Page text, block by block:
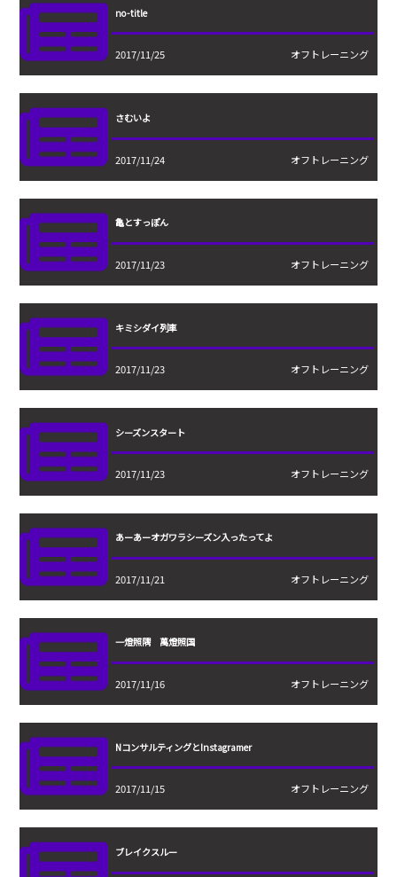
no-title
2017/11/25 オフトレーニング
さむいよ
2017/11/24 オフトレーニング
亀とすっぽん
2017/11/23 オフトレーニング
キミシダイ列車
2017/11/23 オフトレーニング
シーズンスタート
2017/11/23 オフトレーニング
あーあーオガワラシーズン入ったってよ
2017/11/21 オフトレーニング
一燈照隅 萬燈照国
2017/11/16 オフトレーニング
NコンサルティングとInstagramer
2017/11/15 オフトレーニング
ブレイクスルー